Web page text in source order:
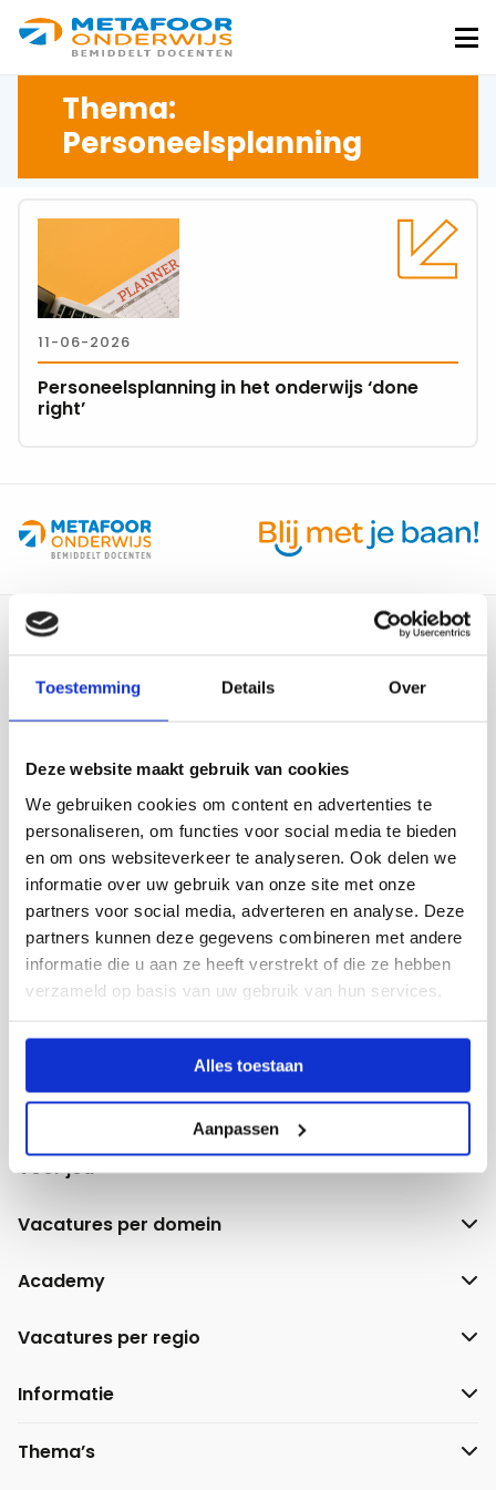
Toestemming Details Over
Deze website maakt gebruik van cookies
We gebruiken cookies om content en advertenties te
personaliseren, om functies voor social media te bieden
en om ons websiteverkeer te analyseren. Ook delen we
informatie over uw gebruik van onze site met onze
partners voor social media, adverteren en analyse. Deze
partners kunnen deze gegevens combineren met andere
informatie die u aan ze heeft verstrekt of die ze hebben
verzameld op basis van uw gebruik van hun services.
Alles toestaan
Aanpassen
Metafoor
Onderwijs
Thema:
Personeelsplanning
11-06-2026
Personeelsplanning in het onderwijs ‘done
right’
Lees
Personeelsplanning
het
onderwijs
‘done
right’
Site
footer
Kantoor Almere
Kantoor Rotterdam
Kantoor Utrecht
Sociale media
Ga
naar
Ga
naar
YouTube
Ga
naar
LinkedIn
Ga
naar
Instagram
Voor jou
Vacatures per domein
Academy
Vacatures per regio
Informatie
Thema’s